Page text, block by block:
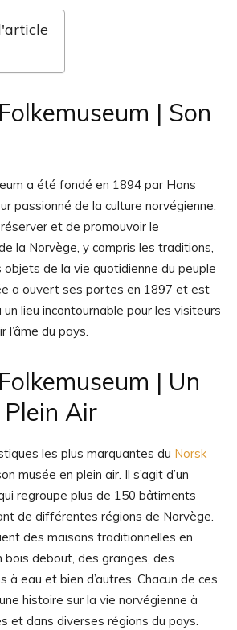
| Son
a été fondé en 1894 par Hans
passionné de la culture norvégienne.
et de promouvoir le
la Norvège, y compris les traditions,
de la vie quotidienne du peuple
a ouvert ses portes en 1897 et est
lieu incontournable pour les visiteurs
l’âme du pays.
| Un
Plein Air
les plus marquantes du Norsk
musée en plein air. Il s’agit d’un
regroupe plus de 150 bâtiments
de différentes régions de Norvège.
des maisons traditionnelles en
bois debout, des granges, des
à eau et bien d’autres. Chacun de ces
histoire sur la vie norvégienne à
et dans diverses régions du pays.